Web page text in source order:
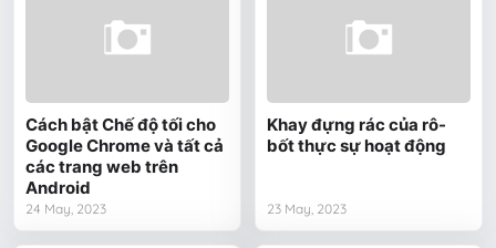
Cách bật Chế độ tối cho
Google Chrome và tất cả
các trang web trên
Android
24 May, 2023
Khay đựng rác của rô-
bốt thực sự hoạt động
23 May, 2023